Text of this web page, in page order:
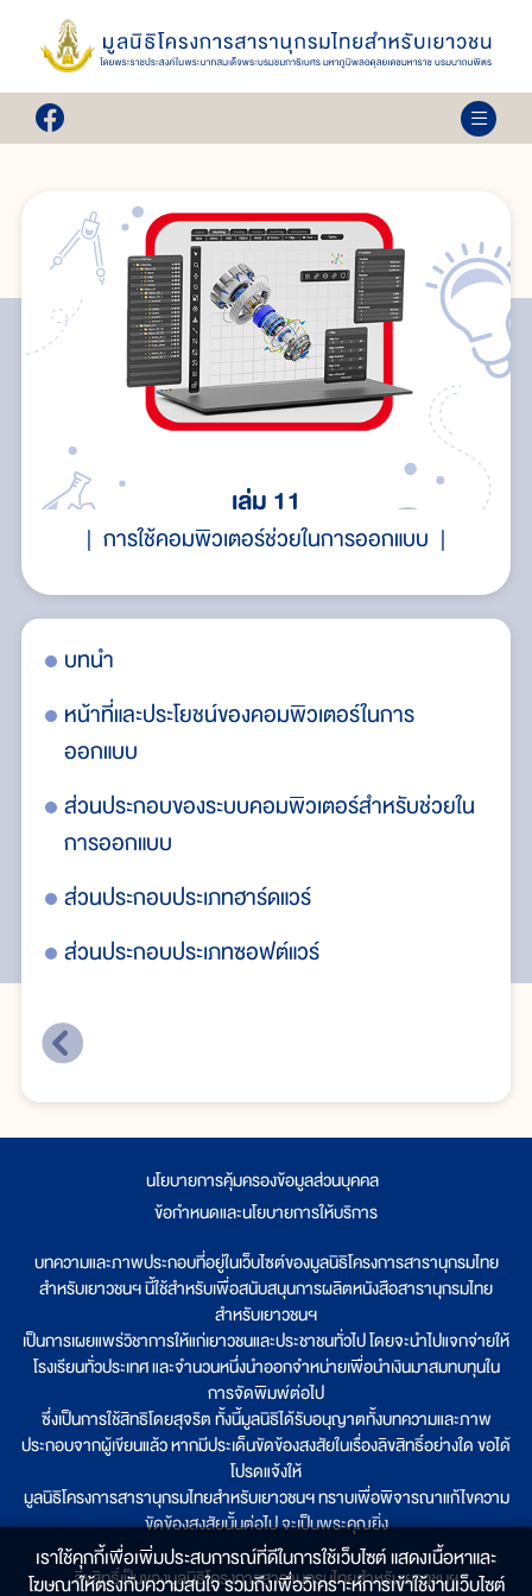
เล่ม 11
การใช้คอมพิวเตอร์ช่วยในการออกแบบ
บทนำ
หน้าที่และประโยชน์ของคอมพิวเตอร์ในการ
ออกแบบ
ส่วนประกอบของระบบคอมพิวเตอร์สำหรับช่วยใน
การออกแบบ
ส่วนประกอบประเภทฮาร์ดแวร์
ส่วนประกอบประเภทซอฟต์แวร์
นโยบายการคุ้มครองข้อมูลส่วนบุคคล
ข้อกำหนดและนโยบายการให้บริการ
บทความและภาพประกอบที่อยู่ในเว็บไซต์ของมูลนิธิโครงการสารานุกรมไทย
สำหรับเยาวชนฯ นี้ใช้สำหรับเพื่อสนับสนุนการผลิตหนังสือสารานุกรมไทย
สำหรับเยาวชนฯ
เป็นการเผยแพร่วิชาการให้แก่เยาวชนและประชาชนทั่วไป โดยจะนำไปแจกจ่ายให้
โรงเรียนทั่วประเทศ และจำนวนหนึ่งนำออกจำหน่ายเพื่อนำเงินมาสมทบทุนใน
การจัดพิมพ์ต่อไป
ซึ่งเป็นการใช้สิทธิโดยสุจริต ทั้งนี้มูลนิธิได้รับอนุญาตทั้งบทความและภาพ
ประกอบจากผู้เขียนแล้ว หากมีประเด็นขัดข้องสงสัยในเรื่องลิขสิทธิ์อย่างใด ขอได้
โปรดแจ้งให้
มูลนิธิโครงการสารานุกรมไทยสำหรับเยาวชนฯ ทราบเพื่อพิจารณาแก้ไขความ
ขัดข้องสงสัยนั้นต่อไป จะเป็นพระคุณยิ่ง
ลิขสิทธิ์เป็นของมูลนิธิโครงการสารานุกรมไทยสำหรับเยาวชนฯ
เราใช้คุกกี้เพื่อเพิ่มประสบการณ์ที่ดีในการใช้เว็บไซต์ แสดงเนื้อหาและ
โฆษณาให้ตรงกับความสนใจ รวมถึงเพื่อวิเคราะห์การเข้าใช้งานเว็บไซต์